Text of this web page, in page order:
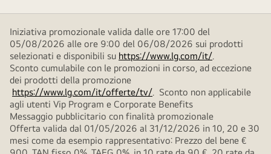
Iniziativa promozionale valida dalle ore 17:00 del
05/08/2026 alle ore 9:00 del 06/08/2026 sui prodotti
selezionati e disponibili su https://www.lg.com/it/.
Sconto cumulabile con le promozioni in corso, ad eccezione
dei prodotti della promozione
https://www.lg.com/it/offerte/tv/. Sconto non applicabile
agli utenti Vip Program e Corporate Benefits
Messaggio pubblicitario con finalità promozionale
Offerta valida dal 01/05/2026 al 31/12/2026 in 10, 20 e 30
mesi come da esempio rappresentativo: Prezzo del bene €